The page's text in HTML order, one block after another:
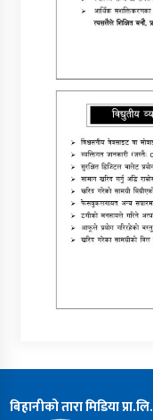
बिहानीको तारा मिडिया प्रा.लि.